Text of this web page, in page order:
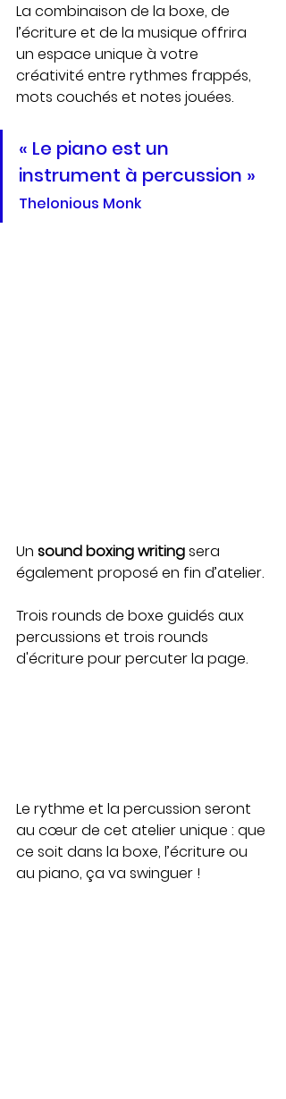
La combinaison de la boxe, de
l’écriture et de la musique offrira
un espace unique à votre
créativité entre rythmes frappés,
mots couchés et notes jouées.
« Le piano est un
instrument à percussion »
Thelonious Monk
Un sound boxing writing sera
également proposé en fin d’atelier.
Trois rounds de boxe guidés aux
percussions et trois rounds
d'écriture pour percuter la page.
Le rythme et la percussion seront
au cœur de cet atelier unique : que
ce soit dans la boxe, l’écriture ou
au piano, ça va swinguer !